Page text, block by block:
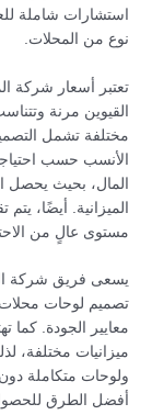
استشارات شاملة
نوع من المحلات.
تعتبر أسعار شركة
القيوين مرنة
مختلفة تشمل
الأنسب حسب
المال، بحيث يحصل
الميزانية. أيضًا،
مستوى عالٍ من
يسعى فريق شركة
تصميم لوحات
معايير الجودة. كما
ميزانيات مختلفة،
ولوحات متكاملة
أفضل الطرق